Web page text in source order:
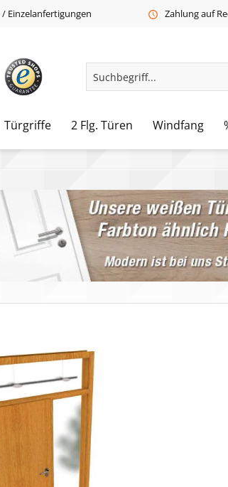
Einzelanfertigungen Zahlung auf
Türgriffe 2 Flg. Türen Windfang